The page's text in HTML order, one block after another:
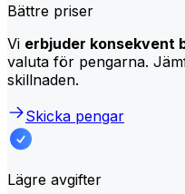
Bättre priser
Vi erbjuder konsekvent
valuta för pengarna.
skillnaden.
Skicka pengar
Lägre avgifter